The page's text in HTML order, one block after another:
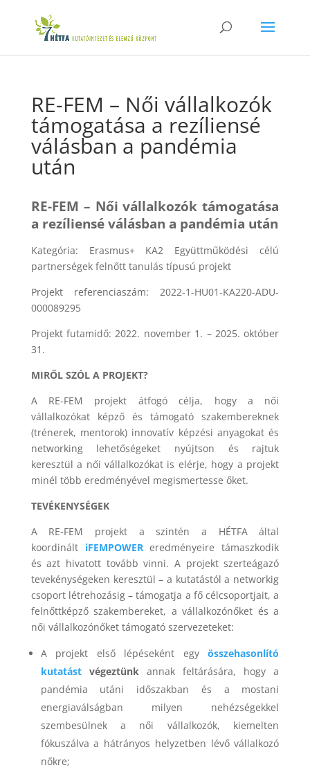
RE-FEM – Női vállalkozók
támogatása a rezíliensé
válásban a pandémia
után
RE-FEM – Női vállalkozók támogatása
a rezíliensé válásban a pandémia után
Kategória: Erasmus+ KA2 Együttműködési célú
partnerségek felnőtt tanulás típusú projekt
Projekt referenciaszám: 2022-1-HU01-KA220-ADU-
000089295
Projekt futamidő: 2022. november 1. – 2025. október
31.
MIRŐL SZÓL A PROJEKT?
A RE-FEM projekt átfogó célja, hogy a női
vállalkozókat képző és támogató szakembereknek
(trénerek, mentorok) innovatív képzési anyagokat és
networking lehetőségeket nyújtson és rajtuk
keresztül a női vállalkozókat is elérje, hogy a projekt
minél több eredményével megismertesse őket.
TEVÉKENYSÉGEK
A RE-FEM projekt a szintén a HÉTFA által
koordinált iFEMPOWEReredményeire támaszkodik
és azt hivatott tovább vinni. A projekt szerteágazó
tevekénységeken keresztül – a kutatástól a networkig
csoport létrehozásig – támogatja a fő célcsoportjait, a
felnőttképző szakembereket, a vállalkozónőket és a
női vállalkozónőket támogató szervezeteket:
A projekt első lépéseként egyösszehasonlító
kutatástvégeztünk annak feltárására, hogy a
pandémia utáni időszakban és a mostani
energiaválságban milyen nehézségekkel
szembesülnek a női vállalkozók, kiemelten
fókuszálva a hátrányos helyzetben lévő vállalkozó
nőkre;